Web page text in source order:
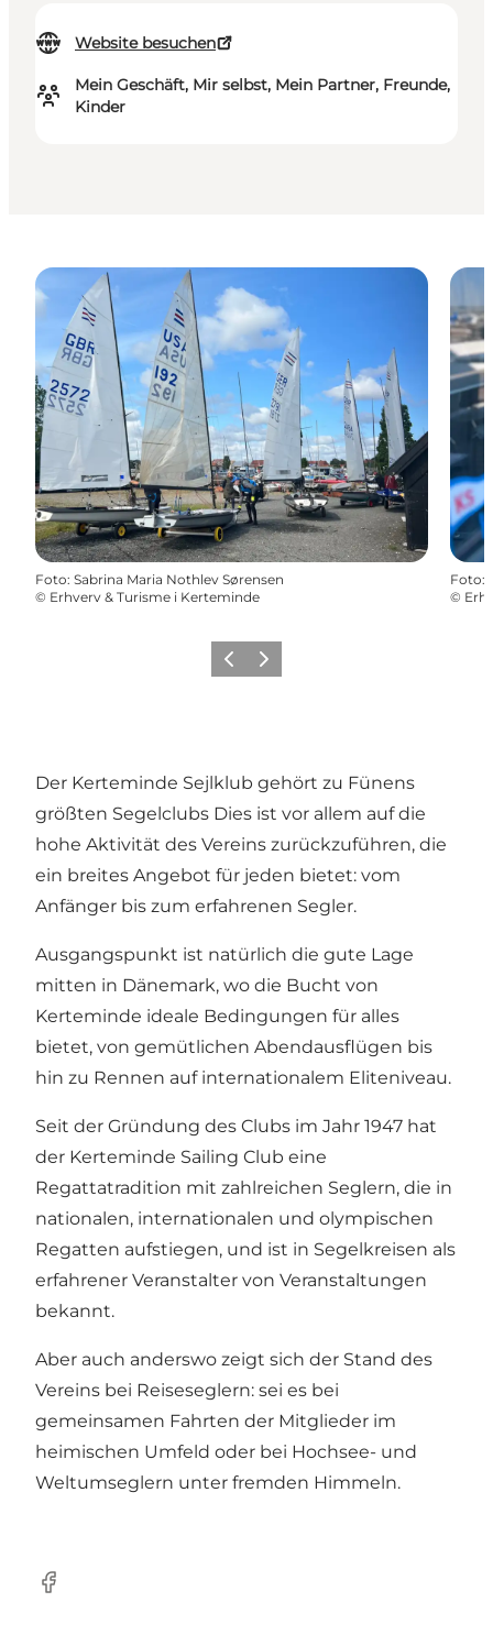
Website besuchen
Mein Geschäft, Mir selbst, Mein Partner, Freunde,
Kinder
Foto: Sabrina Maria Nothlev Sørensen
© Erhverv & Turisme i Kerteminde
Foto:
©
ZurückWeiter
Der Kerteminde Sejlklub gehört zu Fünens
größten Segelclubs Dies ist vor allem auf die
hohe Aktivität des Vereins zurückzuführen, die
ein breites Angebot für jeden bietet: vom
Anfänger bis zum erfahrenen Segler.
Ausgangspunkt ist natürlich die gute Lage
mitten in Dänemark, wo die Bucht von
Kerteminde ideale Bedingungen für alles
bietet, von gemütlichen Abendausflügen bis
hin zu Rennen auf internationalem Eliteniveau.
Seit der Gründung des Clubs im Jahr 1947 hat
der Kerteminde Sailing Club eine
Regattatradition mit zahlreichen Seglern, die in
nationalen, internationalen und olympischen
Regatten aufstiegen, und ist in Segelkreisen als
erfahrener Veranstalter von Veranstaltungen
bekannt.
Aber auch anderswo zeigt sich der Stand des
Vereins bei Reiseseglern: sei es bei
gemeinsamen Fahrten der Mitglieder im
heimischen Umfeld oder bei Hochsee- und
Weltumseglern unter fremden Himmeln.
Facebook